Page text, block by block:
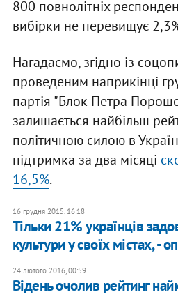
800 повнолітніх
вибірки не перевищує
Нагадаємо, згідно із
проведеним наприкінці
партія "Блок Петра
залишається найбільш
політичною силою в
підтримка за два місяці
16,5%.
16 грудня 2015, 16:18
Тільки 21% українців
культури у своїх містах, -
24 лютого 2016, 00:59
Відень очолив рейтинг